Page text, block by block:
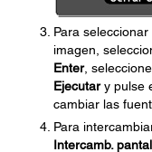
Para
imagen,
Enter,
Ejecutary pulse
cambiar las
Para
Intercamb.